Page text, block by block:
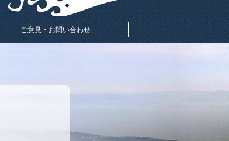
ご意見・お問い合わせ